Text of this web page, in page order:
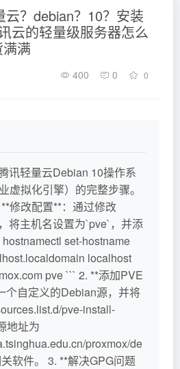
？debian？10？安装
云的轻量级服务器怎么
满
400 0 0
讯轻量云Debian 10操作系
虚拟化引擎）的完整步骤。
修改配置**：通过修改
将主机名设置为`pve`，并添
set-hostname
localhost
pve ``` 2. **添加PVE
个自定义的Debian源，并将
pve-install-
地址为
proxmox/de
软件。 3. **解决GPG问题